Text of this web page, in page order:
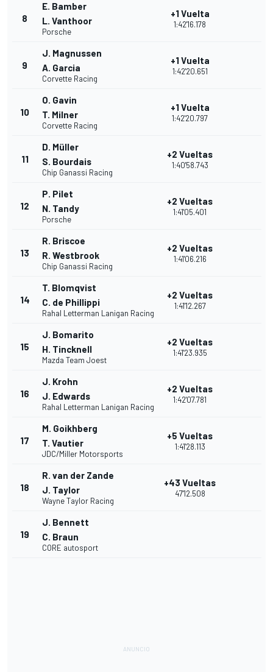
8
E. Bamber
L. Vanthoor
Porsche
+1 Vuelta
1:42'16.178
9
J. Magnussen
A. Garcia
Corvette Racing
+1 Vuelta
1:42'20.651
10
O. Gavin
T. Milner
Corvette Racing
+1 Vuelta
1:42'20.797
11
D. Müller
S. Bourdais
Chip Ganassi Racing
+2 Vueltas
1:40'58.743
12
P. Pilet
N. Tandy
Porsche
+2 Vueltas
1:41'05.401
13
R. Briscoe
R. Westbrook
Chip Ganassi Racing
+2 Vueltas
1:41'06.216
14
T. Blomqvist
C. de Phillippi
Rahal Letterman Lanigan Racing
+2 Vueltas
1:41'12.267
15
J. Bomarito
H. Tincknell
Mazda Team Joest
+2 Vueltas
1:41'23.935
16
J. Krohn
J. Edwards
Rahal Letterman Lanigan Racing
+2 Vueltas
1:42'07.781
17
M. Goikhberg
T. Vautier
JDC/Miller Motorsports
+5 Vueltas
1:41'28.113
18
R. van der Zande
J. Taylor
Wayne Taylor Racing
+43 Vueltas
47'12.508
19
J. Bennett
C. Braun
CORE autosport